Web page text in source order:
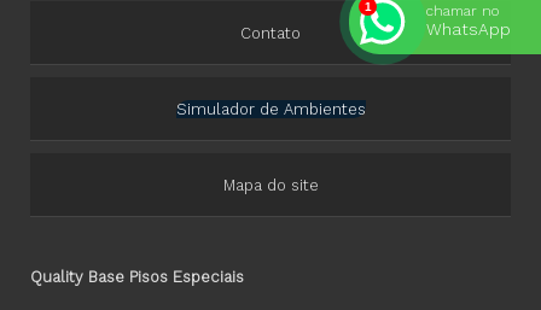
Contato
Simulador de Ambientes
Mapa do site
Quality Base Pisos Especiais
chamar no
WhatsApp